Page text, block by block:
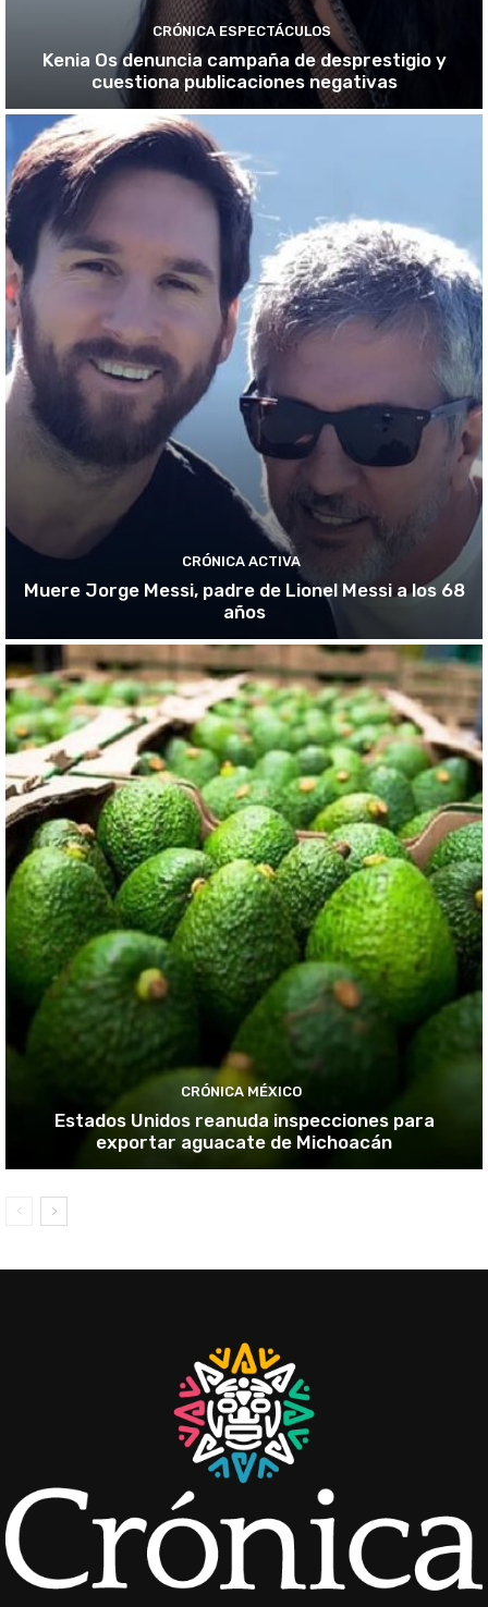
CRÓNICA ESPECTÁCULOS
Kenia Os denuncia campaña de desprestigio y
cuestiona publicaciones negativas
CRÓNICA ACTIVA
Muere Jorge Messi, padre de Lionel Messi a los 68
años
CRÓNICA MÉXICO
Estados Unidos reanuda inspecciones para
exportar aguacate de Michoacán